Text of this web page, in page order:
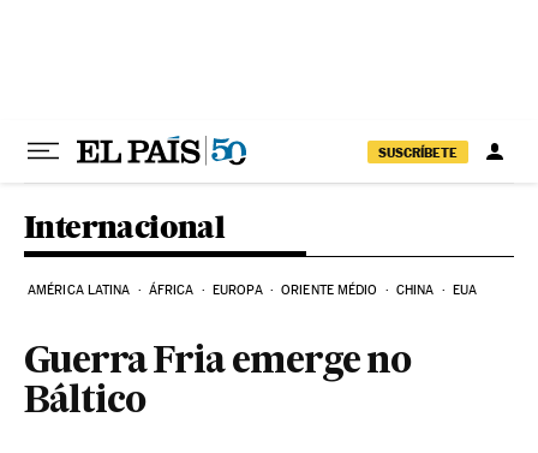
SUSCRÍBETE
Internacional
AMÉRICA LATINA ÁFRICA EUROPA ORIENTE MÉDIO CHINA EUA
Guerra Fria emerge no
Báltico